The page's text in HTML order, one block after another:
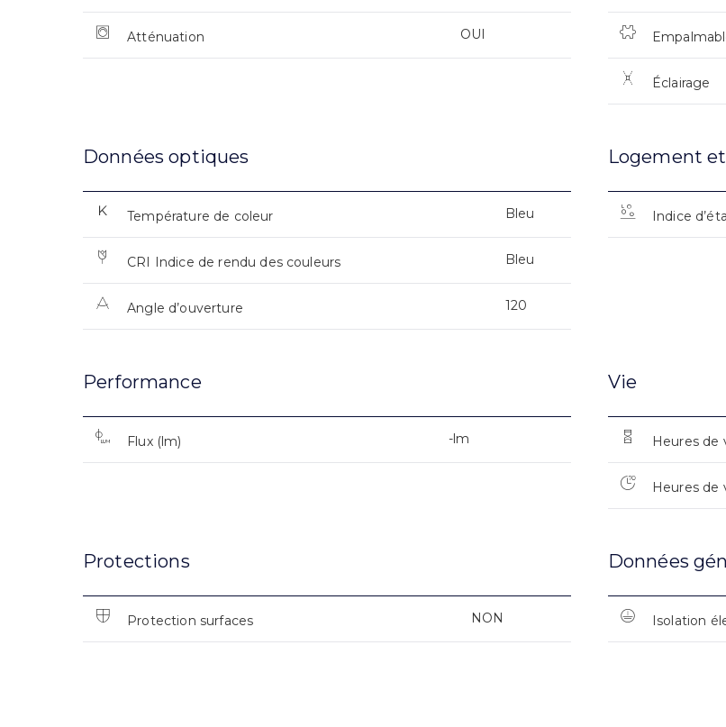
Atténuation OUI
Éclairage
Données optiques
Température de coleur Bleu
CRI Indice de rendu des couleurs Bleu
Angle d’ouverture 120
Logement
Indice
Performance
Flux (lm) -lm
Vie
Heures de
Heures de
Protections
Protection surfaces NON
Données
Isolation